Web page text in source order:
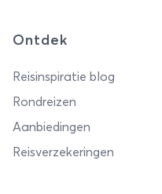
Ontdek
Reisinspiratie blog
Rondreizen
Aanbiedingen
Reisverzekeringen